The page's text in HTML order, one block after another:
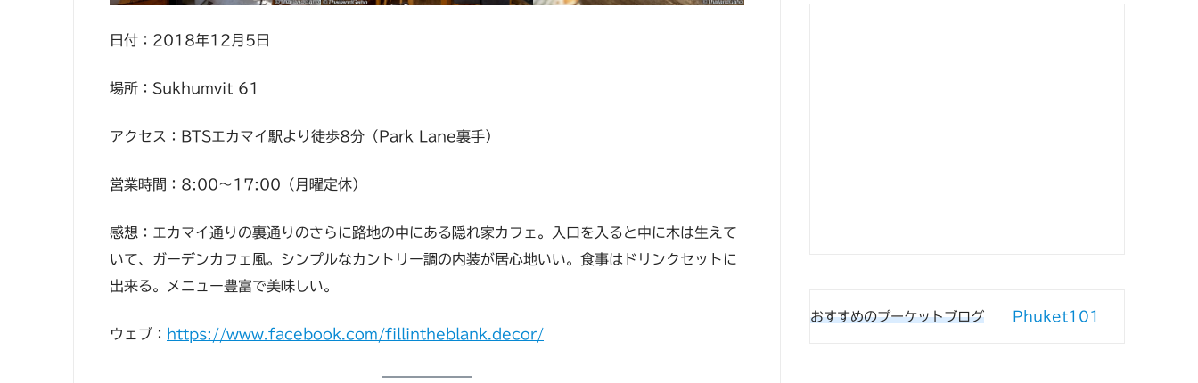
日付：2018年12月5日
場所：Sukhumvit 61
アクセス：BTSエカマイ駅より徒歩8分（Park Lane裏手）
営業時間：8:00〜17:00（月曜定休）
感想：エカマイ通りの裏通りのさらに路地の中にある隠れ家カフェ。入口を入ると中に木は生えて
いて、ガーデンカフェ風。シンプルなカントリー調の内装が居心地いい。食事はドリンクセットに
出来る。メニュー豊富で美味しい。
ウェブ： https://www.facebook.com/fillintheblank.decor/
おすすめのプーケットブログ Phuket101